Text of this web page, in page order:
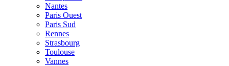
Nantes
Paris Ouest
Paris Sud
Rennes
Strasbourg
Toulouse
Vannes